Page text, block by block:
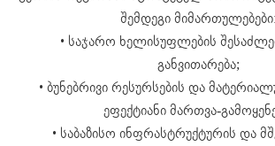
შემდეგი მიმართულებები:
• საჯარო ხელისუფლების
განვითარება;
• ბუნებრივი რესურსების და
ეფექტიანი მართვა-
• საბაზისო ინფრასტრუქტურის და